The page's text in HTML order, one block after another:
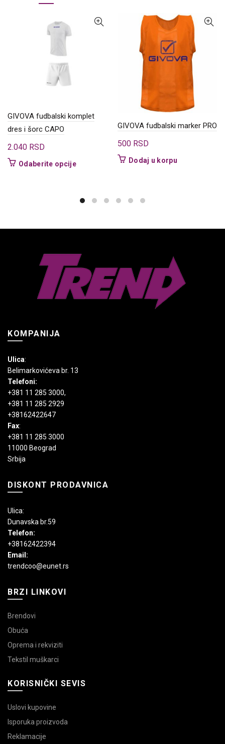
GIVOVA fudbalski komplet
dres i šorc CAPO
2.040 RSD
Odaberite opcijeOvaj
više
mogu
na
stranici
proizvoda.
GIVOVA fudbalski marker PRO
500 RSD
Dodaj u korpu
KOMPANIJA
Ulica:
Belimarkovićeva br. 13
Telefoni:
+381 11 285 3000,
+381 11 285 2929
+38162422647
Fax:
+381 11 285 3000
11000 Beograd
Srbija
DISKONT PRODAVNICA
Ulica:
Dunavska br.59
Telefon:
+38162422394
Email:
trendcoo@eunet.rs
BRZI LINKOVI
Brendovi
Obuća
Oprema i rekviziti
Tekstil muškarci
KORISNIČKI SEVIS
Uslovi kupovine
Isporuka proizvoda
Reklamacije